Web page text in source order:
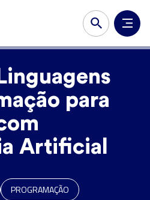
para
Artificial
PROGRAMAÇÃO